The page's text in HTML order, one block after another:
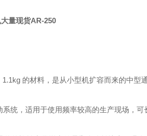
量现货AR-250
的材料，是从小型机扩容而来的中型
统，适用于使用频率较高的生产现场，可